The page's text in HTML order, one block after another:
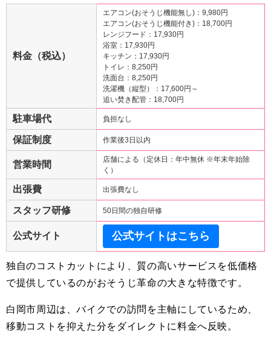
料金（税込）
エアコン(おそうじ機能無し)：9,980円
エアコン(おそうじ機能付き)：18,700円
レンジフード：17,930円
浴室：17,930円
キッチン：17,930円
トイレ：8,250円
洗面台：8,250円
洗濯機（縦型）：17,600円～
追い焚き配管：18,700円
駐車場代 負担なし
保証制度 作業後3日以内
営業時間
店舗による（定休日：年中無休 ※年末年始除
く）
出張費 出張費なし
スタッフ研修 50日間の独自研修
公式サイト 公式サイトはこちら
独自のコストカットにより、質の高いサービスを低価格
で提供しているのがおそうじ革命の大きな特徴です。
白岡市周辺は、バイクでの訪問を主軸にしているため、
移動コストを抑えた分をダイレクトに料金へ反映。